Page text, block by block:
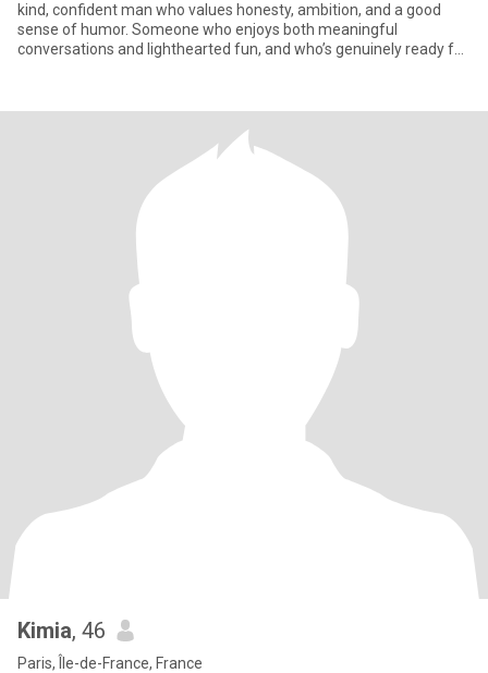
kind, confident man who values honesty, ambition, and a good
sense of humor. Someone who enjoys both meaningful
conversations and lighthearted fun, and who’s genuinely ready for
Kimia, 46
Paris, Île-de-France, France